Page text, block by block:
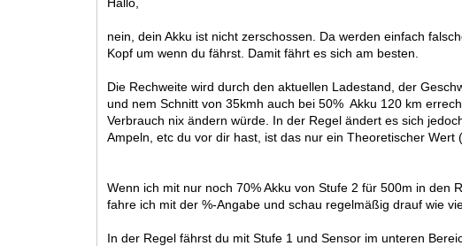
nein, dein Akku ist nicht zerschossen. Da werden einfach
Kopf um wenn du fährst. Damit fährt es sich am besten.
Die Rechweite wird durch den aktuellen Ladestand, der
und nem Schnitt von 35kmh auch bei 50% Akku 120 km
Verbrauch nix ändern würde. In der Regel ändert es sich
Ampeln, etc du vor dir hast, ist das nur ein Theoretischer Wert
Wenn ich mit nur noch 70% Akku von Stufe 2 für 500m in
fahre ich mit der %-Angabe und schau regelmäßig drauf wie
In der Regel fährst du mit Stufe 1 und Sensor im unteren